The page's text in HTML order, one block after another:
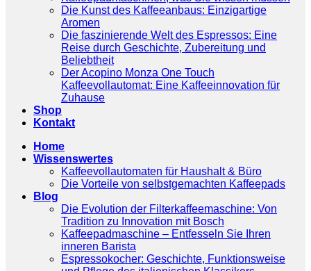
Die Kunst des Kaffeeanbaus: Einzigartige
Aromen
Die faszinierende Welt des Espressos: Eine
Reise durch Geschichte, Zubereitung und
Beliebtheit
Der Acopino Monza One Touch
Kaffeevollautomat: Eine Kaffeeinnovation für
Zuhause
Shop
Kontakt
Home
Wissenswertes
Kaffeevollautomaten für Haushalt & Büro
Die Vorteile von selbstgemachten Kaffeepads
Blog
Die Evolution der Filterkaffeemaschine: Von
Tradition zu Innovation mit Bosch
Kaffeepadmaschine – Entfesseln Sie Ihren
inneren Barista
Espressokocher: Geschichte, Funktionsweise